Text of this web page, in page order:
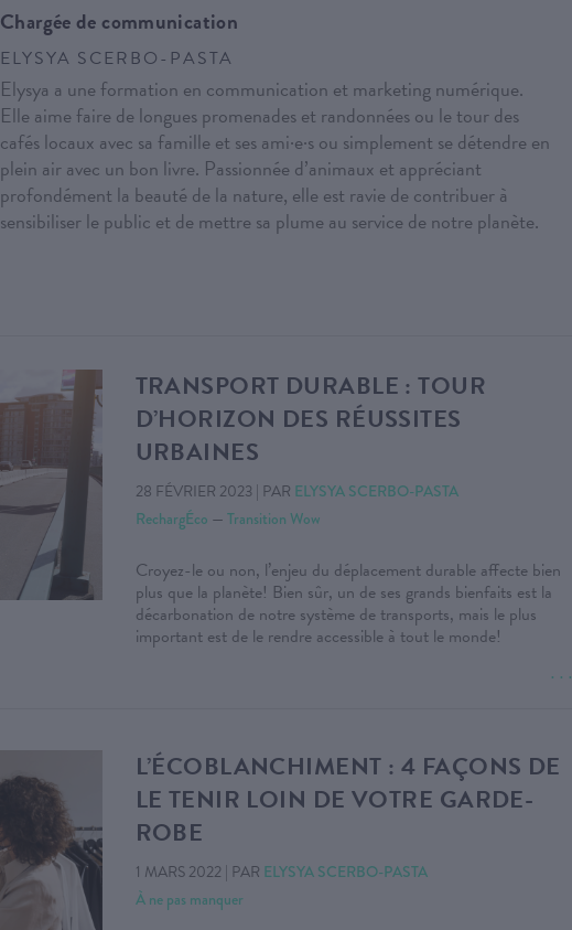
Chargée de communication
ELYSYA SCERBO-PASTA
Elysya a une formation en communication et marketing numérique.
Elle aime faire de longues promenades et randonnées ou le tour des
cafés locaux avec sa famille et ses ami·e·s ou simplement se détendre en
plein air avec un bon livre. Passionnée d’animaux et appréciant
profondément la beauté de la nature, elle est ravie de contribuer à
sensibiliser le public et de mettre sa plume au service de notre planète.
TRANSPORT DURABLE : TOUR
D’HORIZON DES RÉUSSITES
URBAINES
28 FÉVRIER 2023 | PAR ELYSYA SCERBO-PASTA
RechargÉco — Transition Wow
Croyez-le ou non, l’enjeu du déplacement durable affecte bien
plus que la planète! Bien sûr, un de ses grands bienfaits est la
décarbonation de notre système de transports, mais le plus
important est de le rendre accessible à tout le monde!
. . .
L’ÉCOBLANCHIMENT : 4 FAÇONS DE
LE TENIR LOIN DE VOTRE GARDE-
ROBE
1 MARS 2022 | PAR ELYSYA SCERBO-PASTA
À ne pas manquer